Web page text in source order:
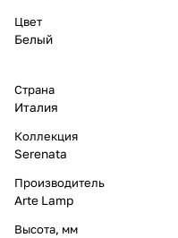
Цвет
Белый
Страна
Италия
Коллекция
Serenata
Производитель
Arte Lamp
Высота, мм